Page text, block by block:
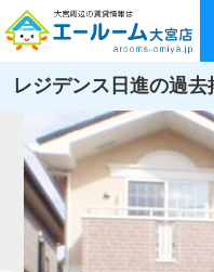
レジデンス日進の過去